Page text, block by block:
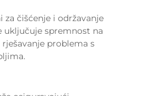
čišćenje i održavanje
uključuje spremnost na
problema s